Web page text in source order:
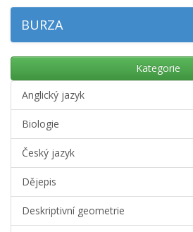
BURZA
Kategorie
Anglický jazyk
Biologie
Český jazyk
Dějepis
Deskriptivní geometrie